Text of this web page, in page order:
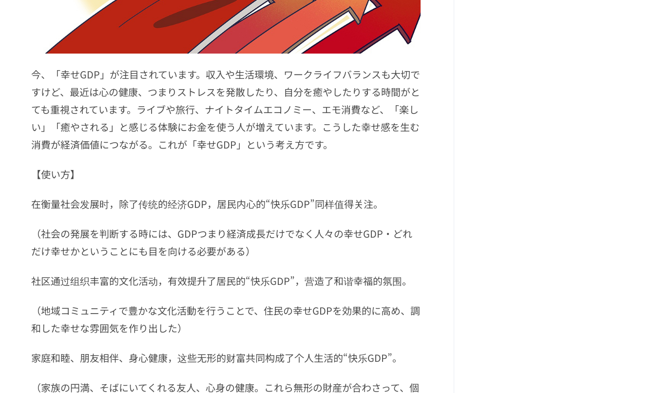
今、「幸せGDP」が注目されています。収入や生活環境、ワークライフバランスも大切で
すけど、最近は心の健康、つまりストレスを発散したり、自分を癒やしたりする時間がと
ても重視されています。ライブや旅行、ナイトタイムエコノミー、エモ消費など、「楽し
い」「癒やされる」と感じる体験にお金を使う人が増えています。こうした幸せ感を生む
消費が経済価値につながる。これが「幸せGDP」という考え方です。
【使い方】
在衡量社会发展时，除了传统的经济GDP，居民内心的“快乐GDP”同样值得关注。
（社会の発展を判断する時には、GDPつまり経済成長だけでなく人々の幸せGDP・どれ
だけ幸せかということにも目を向ける必要がある）
社区通过组织丰富的文化活动，有效提升了居民的“快乐GDP”，营造了和谐幸福的氛围。
（地域コミュニティで豊かな文化活動を行うことで、住民の幸せGDPを効果的に高め、調
和した幸せな雰囲気を作り出した）
家庭和睦、朋友相伴、身心健康，这些无形的财富共同构成了个人生活的“快乐GDP”。
（家族の円満、そばにいてくれる友人、心身の健康。これら無形の財産が合わさって、個